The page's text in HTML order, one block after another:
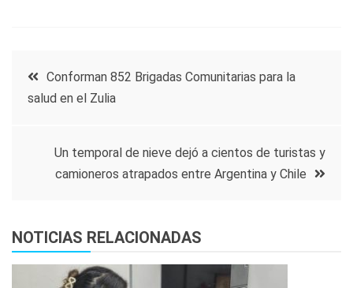
Navegación
entradas
Conforman 852 Brigadas Comunitarias para la
salud en el Zulia
Un temporal de nieve dejó a cientos de turistas y
camioneros atrapados entre Argentina y Chile
NOTICIAS RELACIONADAS